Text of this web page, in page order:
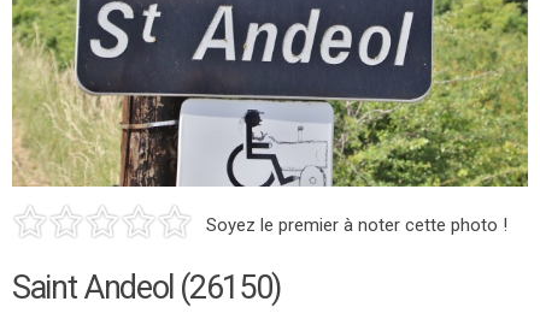
Soyez le premier à noter cette photo !
Saint Andeol (26150)